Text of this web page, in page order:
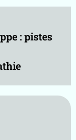
A
: pistes